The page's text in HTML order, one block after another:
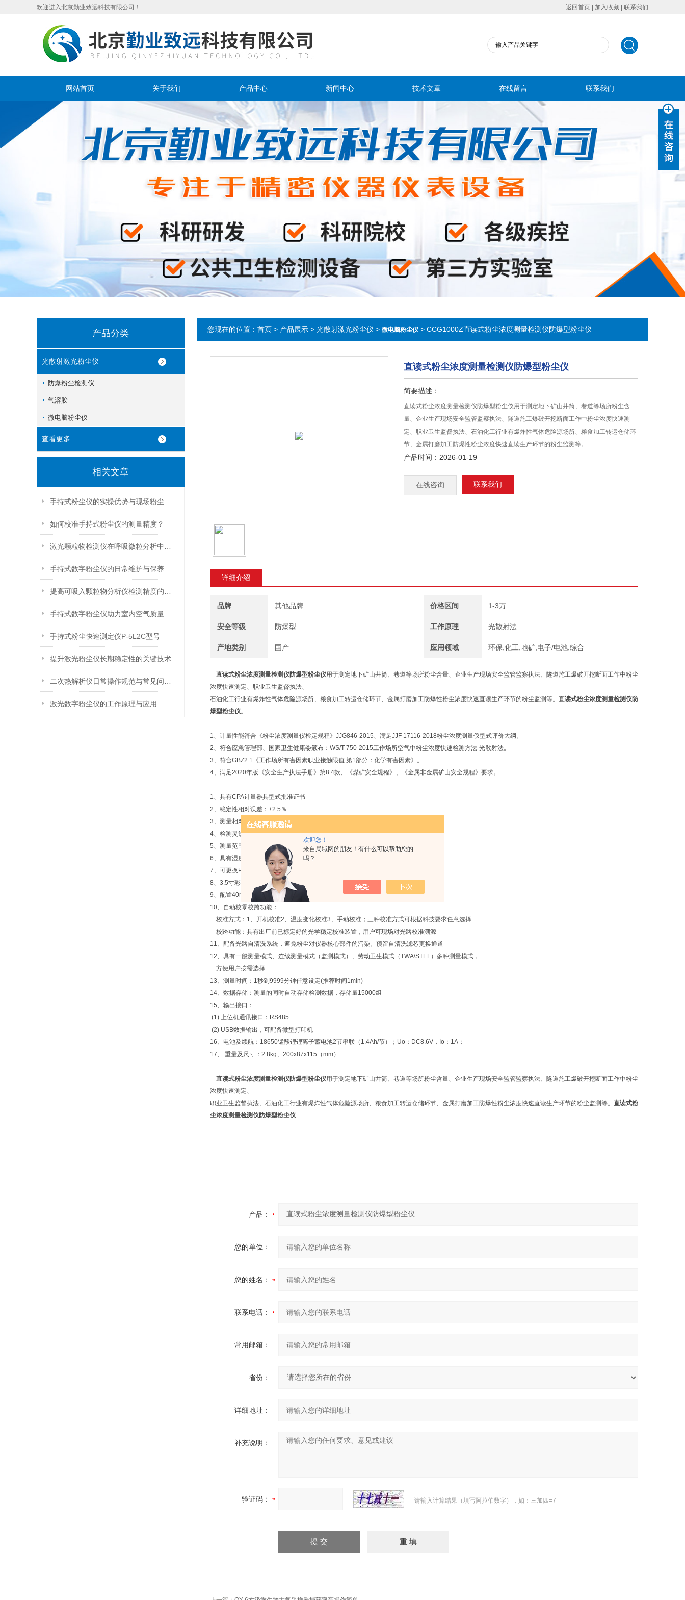
欢迎您！
来自局域网的朋友！有什么可以帮助您的
吗？
欢迎进入北京勤业致远科技有限公司！ 返回首页 加入收藏 联系我们
网站首页 关于我们 产品中心 新闻中心 技术文章 在线留言 联系我们
产品分类
光散射激光粉尘仪
防爆粉尘检测仪
气溶胶
微电脑粉尘仪
查看更多
相关文章
如何校准手持式粉尘仪的测量精度？
手持式粉尘快速测定仪P-5L2C型号
提升激光粉尘仪长期稳定性的关键技术
激光数字粉尘仪的工作原理与应用
您现在的位置： 首页 > 产品展示 > 光散射激光粉尘仪 > 微电脑粉尘仪 > CCG1000Z直读式粉尘浓度测量检测仪防爆型粉尘仪
直读式粉尘浓度测量检测仪防爆型粉尘仪
简要描述：
直读式粉尘浓度测量检测仪防爆型粉尘仪用于测定地下矿山井筒、巷道等场所粉尘含
量、企业生产现场安全监管监察执法、隧道施工爆破开挖断面工作中粉尘浓度快速测
定、职业卫生监督执法、石油化工行业有爆炸性气体危险源场所、粮食加工转运仓储环
节、金属打磨加工防爆性粉尘浓度快速直读生产环节的粉尘监测等。
产品时间：2026-01-19
在线咨询 联系我们
详细介绍
品牌 其他品牌 价格区间 1-3万
安全等级 防爆型 工作原理 光散射法
产地类别 国产 应用领域 环保,化工,地矿,电子/电池,综合
直读式粉尘浓度测量检测仪防爆型粉尘仪用于测定地下矿山井筒、巷道等场所粉尘含量、企业生产现场安全监管监察执法、隧道施工爆破开挖断面工作中粉尘
浓度快速测定、职业卫生监督执法、
石油化工行业有爆炸性气体危险源场所、粮食加工转运仓储环节、金属打磨加工防爆性粉尘浓度快速直读生产环节的粉尘监测等。直读式粉尘浓度测量检测仪防
爆型粉尘仪。
1、计量性能符合《粉尘浓度测量仪检定规程》JJG846-2015、满足JJF 17116-2018粉尘浓度测量仪型式评价大纲。
2、符合应急管理部、国家卫生健康委颁布：WS/T 750-2015工作场所空气中粉尘浓度快速检测方法-光散射法。
3、符合GBZ2.1《工作场所有害因素职业接触限值 第1部分：化学有害因素》。
4、满足2020年版《安全生产执法手册》第8.4款、《煤矿安全规程》、《金属非金属矿山安全规程》要求。
1、具有CPA计量器具型式批准证书
2、稳定性相对误差：±2.5％
3、测量相对误差： ±8% （国标要求±20%）
4、检测灵敏度： 0.001mg/m³
5、测量范围：0～1000mg/m³
6、具有湿度函数连续修正粉尘质量浓度功能，使用温度：-10-40℃，湿度：＜95%RH
7、可更换PM10、PM5、PM2.5、PM1、TSP粒子切割器；
8、3.5寸彩色液晶显示,粉尘浓度图形化显示界面，实时观看测量曲线变化
9、配置40mm滤膜，可采集粉尘样品用于后期毒物分级
10、自动校零校跨功能：
校准方式：1、开机校准2、温度变化校准3、手动校准；三种校准方式可根据科技要求任意选择
校跨功能：具有出厂前已标定好的光学稳定校准装置，用户可现场对光路校准溯源
11、配备光路自清洗系统，避免粉尘对仪器核心部件的污染。预留自清洗滤芯更换通道
12、具有一般测量模式、连续测量模式（监测模式）、劳动卫生模式（TWA\STEL）多种测量模式，
方便用户按需选择
13、测量时间：1秒到9999分钟任意设定(推荐时间1min)
14、数据存储：测量的同时自动存储检测数据，存储量15000组
15、输出接口：
(1) 上位机通讯接口：RS485
(2) USB数据输出，可配备微型打印机
16、电池及续航：18650锰酸锂锂离子蓄电池2节串联（1.4Ah/节）；Uo：DC8.6V，Io：1A；
17、 重量及尺寸：2.8kg、200x87x115（mm）
直读式粉尘浓度测量检测仪防爆型粉尘仪用于测定地下矿山井筒、巷道等场所粉尘含量、企业生产现场安全监管监察执法、隧道施工爆破开挖断面工作中粉尘
浓度快速测定、
职业卫生监督执法、石油化工行业有爆炸性气体危险源场所、粮食加工转运仓储环节、金属打磨加工防爆性粉尘浓度快速直读生产环节的粉尘监测等。 直读式粉
尘浓度测量检测仪防爆型粉尘仪.
产品：
您的单位：
您的姓名：
联系电话：
常用邮箱：
省份：
详细地址：
补充说明：
验证码： 请输入计算结果（填写阿拉伯数字），如：三加四=7